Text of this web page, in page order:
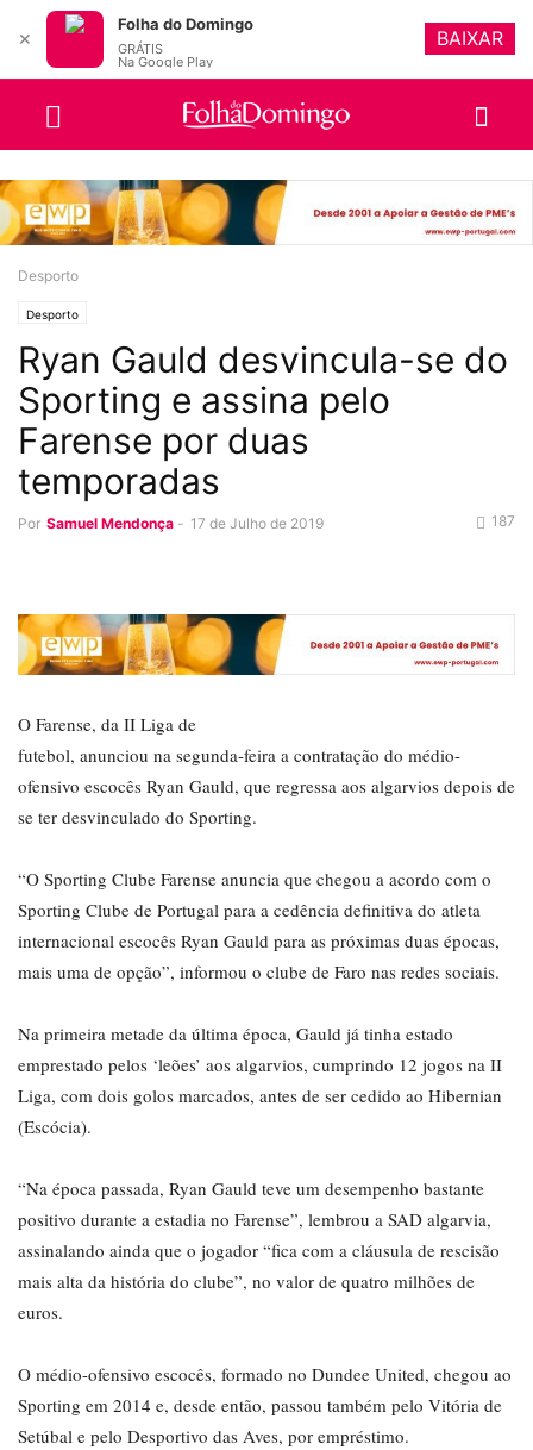
Desporto
Desporto
Ryan Gauld desvincula-se do
Sporting e assina pelo
Farense por duas
temporadas
Por Samuel Mendonça - 17 de Julho de 2019 187
O Farense, da II Liga de
futebol, anunciou na segunda-feira a contratação do médio-
ofensivo escocês Ryan Gauld, que regressa aos algarvios depois de
se ter desvinculado do Sporting.
“O Sporting Clube Farense anuncia que chegou a acordo com o
Sporting Clube de Portugal para a cedência definitiva do atleta
internacional escocês Ryan Gauld para as próximas duas épocas,
mais uma de opção”, informou o clube de Faro nas redes sociais.
Na primeira metade da última época, Gauld já tinha estado
emprestado pelos ‘leões’ aos algarvios, cumprindo 12 jogos na II
Liga, com dois golos marcados, antes de ser cedido ao Hibernian
(Escócia).
“Na época passada, Ryan Gauld teve um desempenho bastante
positivo durante a estadia no Farense”, lembrou a SAD algarvia,
assinalando ainda que o jogador “fica com a cláusula de rescisão
mais alta da história do clube”, no valor de quatro milhões de
euros.
O médio-ofensivo escocês, formado no Dundee United, chegou ao
Sporting em 2014 e, desde então, passou também pelo Vitória de
Setúbal e pelo Desportivo das Aves, por empréstimo.
✕
Folha do Domingo
GRÁTIS
Na Google Play
BAIXAR